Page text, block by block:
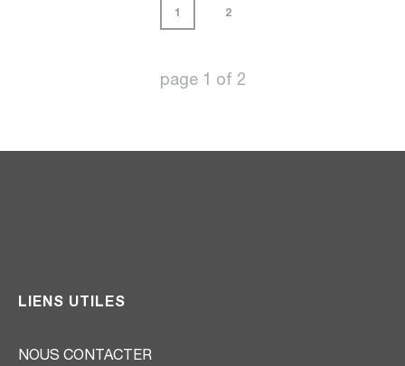
1 2
page 1 of 2
LIENS UTILES
NOUS CONTACTER